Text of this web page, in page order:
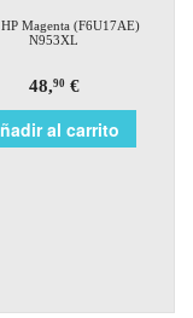
Magenta (F6U17AE)
N953XL
48,90€
al carrito